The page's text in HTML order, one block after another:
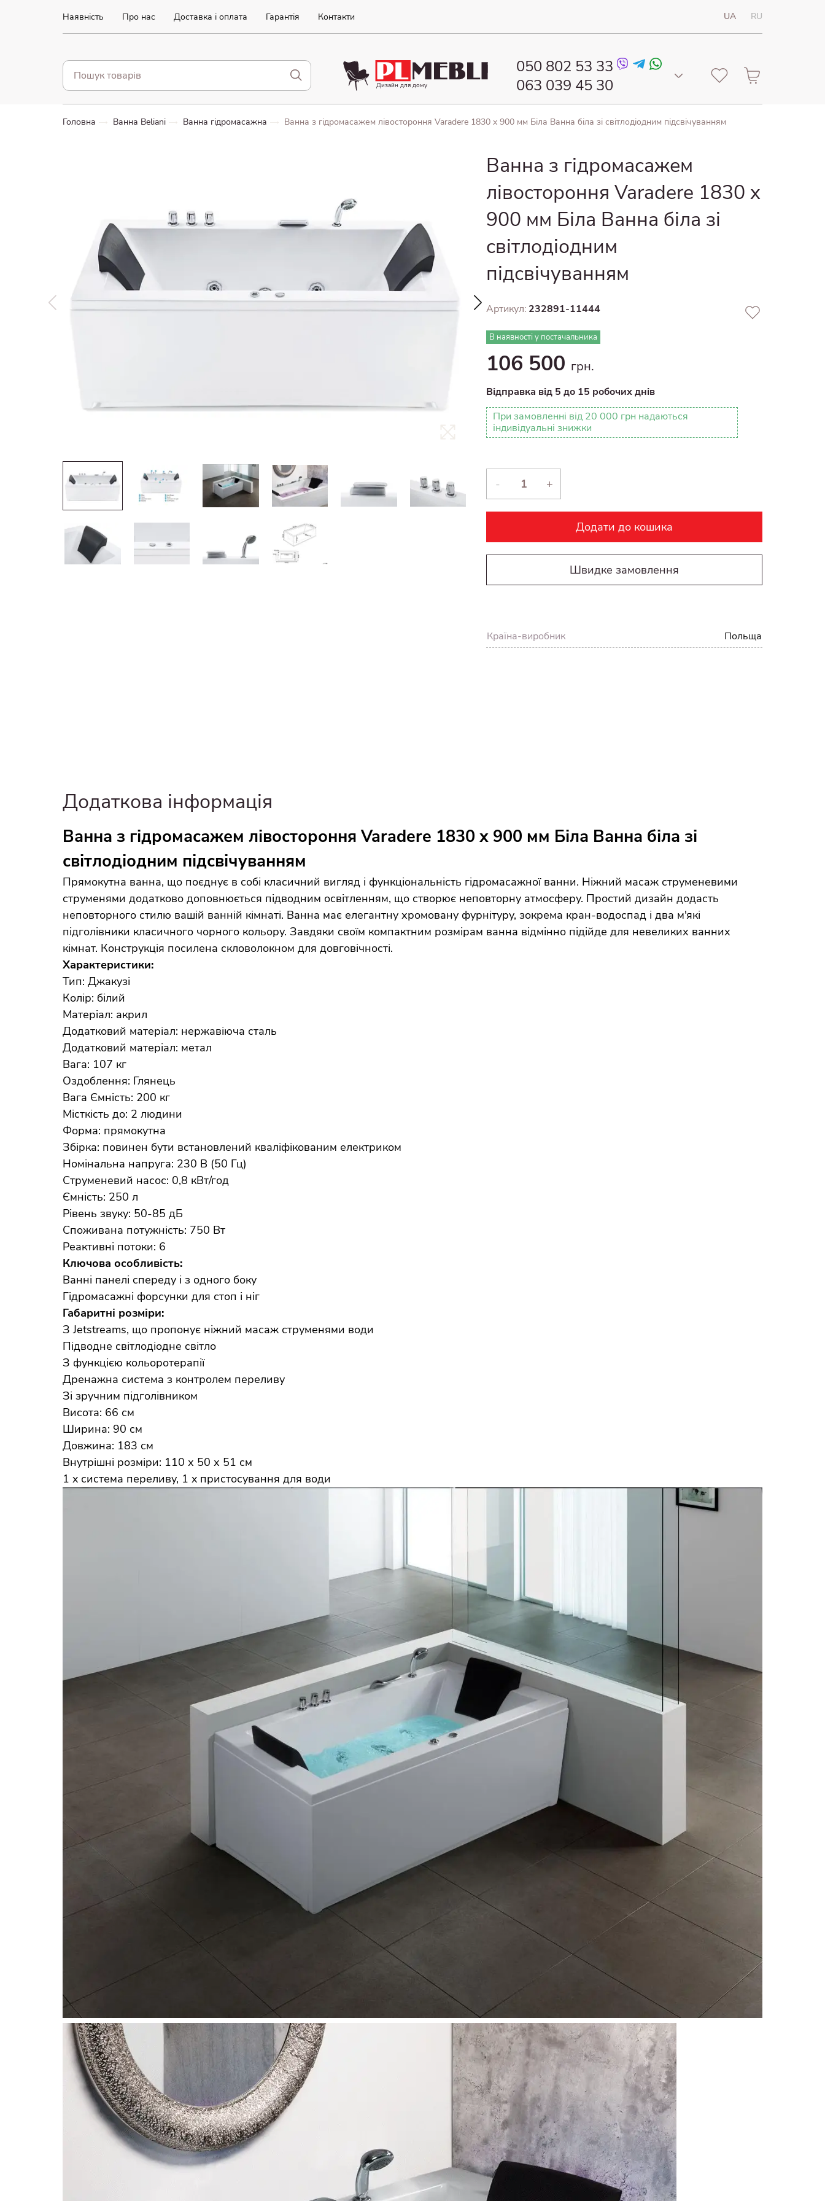
Наявність Про нас Доставка і оплата Гарантія Контакти UA RU
050 802 53 33
063 039 45 30
073 802 53 33
Дизайн для домy
Головна Ванна Beliani Ванна гідромасажна Ванна з гідромасажем лівостороння Varadere 1830 x 900 мм Біла Ванна біла зі світлодіодним підсвічуванням
Ванна з гідромасажем
лівостороння Varadere 1830 x
900 мм Біла Ванна біла зі
світлодіодним
підсвічуванням
Артикул: 232891-11444
В наявності у постачальника
106 500 грн.
Відправка від 5 до 15 робочих днів
При замовленні від 20 000 грн надаються
індивідуальні знижки
- +
Додати до кошика
Швидке замовлення
Країна-виробник Польща
Додаткова інформація
Ванна з гідромасажем лівостороння Varadere 1830 x 900 мм Біла Ванна біла зі
світлодіодним підсвічуванням
Прямокутна ванна, що поєднує в собі класичний вигляд і функціональність гідромасажної ванни. Ніжний масаж струменевими
струменями додатково доповнюється підводним освітленням, що створює неповторну атмосферу. Простий дизайн додасть
неповторного стилю вашій ванній кімнаті. Ванна має елегантну хромовану фурнітуру, зокрема кран-водоспад і два м'які
підголівники класичного чорного кольору. Завдяки своїм компактним розмірам ванна відмінно підійде для невеликих ванних
кімнат. Конструкція посилена скловолокном для довговічності.
Характеристики:
Тип: Джакузі
Колір: білий
Матеріал: акрил
Додатковий матеріал: нержавіюча сталь
Додатковий матеріал: метал
Вага: 107 кг
Оздоблення: Глянець
Вага Ємність: 200 кг
Місткість до: 2 людини
Форма: прямокутна
Збірка: повинен бути встановлений кваліфікованим електриком
Номінальна напруга: 230 В (50 Гц)
Струменевий насос: 0,8 кВт/год
Ємність: 250 л
Рівень звуку: 50-85 дБ
Споживана потужність: 750 Вт
Реактивні потоки: 6
Ключова особливість:
Ванні панелі спереду і з одного боку
Гідромасажні форсунки для стоп і ніг
Габаритні розміри:
З Jetstreams, що пропонує ніжний масаж струменями води
Підводне світлодіодне світло
З функцією кольоротерапії
Дренажна система з контролем переливу
Зі зручним підголівником
Висота: 66 см
Ширина: 90 см
Довжина: 183 см
Внутрішні розміри: 110 х 50 х 51 см
1 x система переливу, 1 x пристосування для води